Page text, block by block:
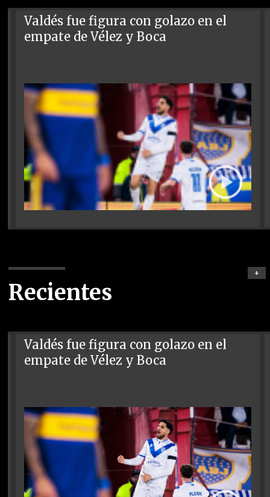
Valdés fue figura con golazo en el
empate de Vélez y Boca
Recientes
+
Valdés fue figura con golazo en el
empate de Vélez y Boca